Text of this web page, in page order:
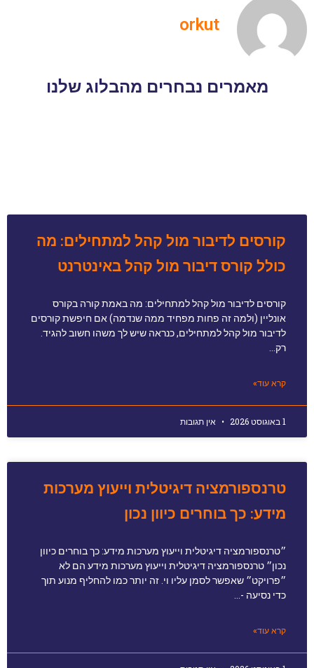
orkut
מאמרים נבחרים מהבלוג שלנו
קורסים לדיבור מול קהל למתחילים: מה
כולל קורס דיבור מול קהל באינטרנט
קורסים לדיבור מול קהל למתחילים: מה באמת קורה בקורס
אונליין (ולמה זה פחות מפחיד ממה שנדמה) אם חיפשת קורסים
לדיבור מול קהל למתחילים, כנראה שיש לך משהו חשוב להגיד.
רק…
קרא עוד»
1 באוגוסט 2026 אין תגובות
טרנספורמציה דיגיטלית וייעוץ מערכות
מידע: כך בוחרים כיוון נכון
״טרנספורמציה דיגיטלית וייעוץ מערכות מידע: כך בוחרים כיוון
נכון״ טרנספורמציה דיגיטלית וייעוץ מערכות מידע הם לא
״פרויקט״ שאפשר לסמן עליו וי. זה יותר כמו להחליף מנוע תוך
כדי נסיעה -…
קרא עוד»